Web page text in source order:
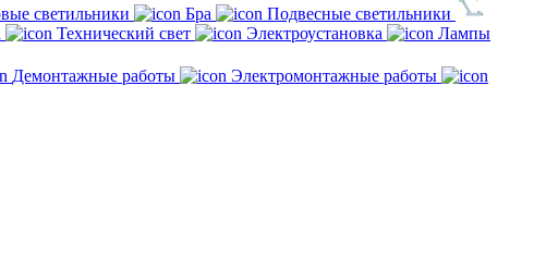
светильники Бра
Подвесные светильники
Технический свет Электроустановка
Лампы
Демонтажные работы
Электромонтажные работы